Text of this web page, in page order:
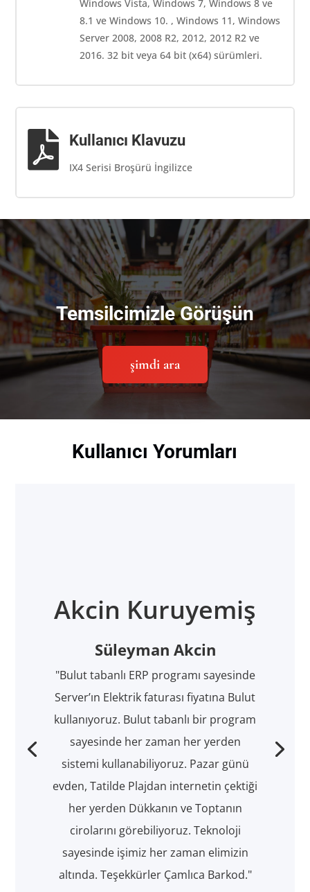
Windows Vista, Windows 7, Windows 8 ve
8.1 ve Windows 10. , Windows 11, Windows
Server 2008, 2008 R2, 2012, 2012 R2 ve
2016. 32 bit veya 64 bit (x64) sürümleri.
 Kullanıcı Klavuzu
IX4 Serisi Broşürü İngilizce
Temsilcimizle Görüşün
şimdi ara
Kullanıcı Yorumları
Akcin Kuruyemiş
Süleyman Akcin
"Bulut tabanlı ERP programı sayesinde
Server’ın Elektrik faturası fiyatına Bulut
kullanıyoruz. Bulut tabanlı bir program
sayesinde her zaman her yerden
sistemi kullanabiliyoruz. Pazar günü
evden, Tatilde Plajdan internetin çektiği
her yerden Dükkanın ve Toptanın
cirolarını görebiliyoruz. Teknoloji
sayesinde işimiz her zaman elimizin
altında. Teşekkürler Çamlıca Barkod."